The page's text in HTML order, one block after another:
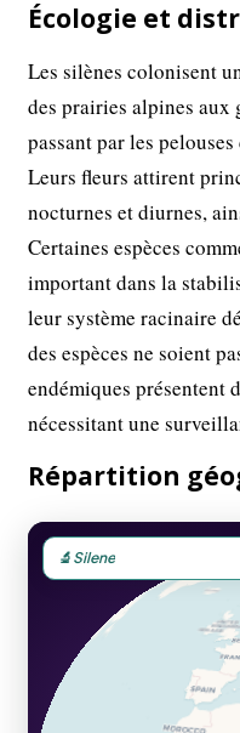
Écologie et
Les silènes colonisent
des prairies alpines aux
passant par les
Leurs fleurs attirent
nocturnes et diurnes,
Certaines espèces
important dans la
leur système racinaire
des espèces ne soient
endémiques présentent
nécessitant une
Répartition